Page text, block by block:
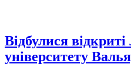
Відбулися відкриті
університету